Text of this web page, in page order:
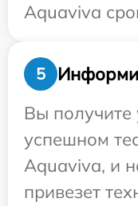
Aquaviva
5
Вы получите
успешном
Aquaviva, и
привезет